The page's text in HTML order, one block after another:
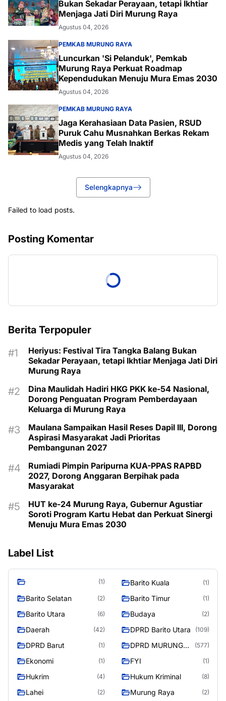
Bukan Sekadar Perayaan, tetapi Ikhtiar
Menjaga Jati Diri Murung Raya
Agustus 04, 2026
PEMKAB MURUNG RAYA
Luncurkan 'Si Pelanduk', Pemkab
Murung Raya Perkuat Roadmap
Kependudukan Menuju Mura Emas 2030
Agustus 04, 2026
PEMKAB MURUNG RAYA
Jaga Kerahasiaan Data Pasien, RSUD
Puruk Cahu Musnahkan Berkas Rekam
Medis yang Telah Inaktif
Agustus 04, 2026
Selengkapnya
Failed to load posts.
Posting Komentar
Berita Terpopuler
Heriyus: Festival Tira Tangka Balang Bukan
Sekadar Perayaan, tetapi Ikhtiar Menjaga Jati Diri
Murung Raya
Dina Maulidah Hadiri HKG PKK ke-54 Nasional,
Dorong Penguatan Program Pemberdayaan
Keluarga di Murung Raya
Maulana Sampaikan Hasil Reses Dapil III, Dorong
Aspirasi Masyarakat Jadi Prioritas
Pembangunan 2027
Rumiadi Pimpin Paripurna KUA-PPAS RAPBD
2027, Dorong Anggaran Berpihak pada
Masyarakat
HUT ke-24 Murung Raya, Gubernur Agustiar
Soroti Program Kartu Hebat dan Perkuat Sinergi
Menuju Mura Emas 2030
Label List
(1) Barito Kuala (1)
Barito Selatan (2) Barito Timur (1)
Barito Utara (6) Budaya (2)
Daerah (42) DPRD Barito Utara (109)
DPRD Barut (1)
DPRD MURUNG
(577)
Ekonomi (1) FYI (1)
Hukrim (4) Hukum Kriminal (8)
Lahei (2) Murung Raya (2)